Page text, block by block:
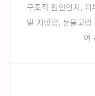
구조적 원인인지, 피
밑 지방량, 눈물고
여